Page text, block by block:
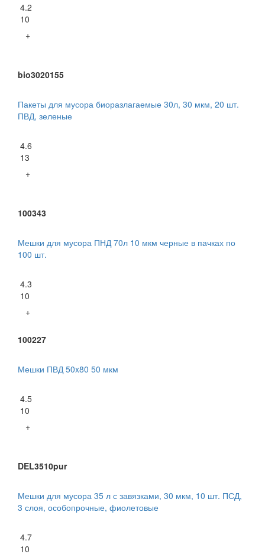
4.2
10
+
bio3020155
Пакеты для мусора биоразлагаемые 30л, 30 мкм, 20 шт.
ПВД, зеленые
4.6
13
+
100343
Мешки для мусора ПНД 70л 10 мкм черные в пачках по
100 шт.
4.3
10
+
100227
Мешки ПВД 50x80 50 мкм
4.5
10
+
DEL3510pur
Мешки для мусора 35 л с завязками, 30 мкм, 10 шт. ПСД,
3 слоя, особопрочные, фиолетовые
4.7
10